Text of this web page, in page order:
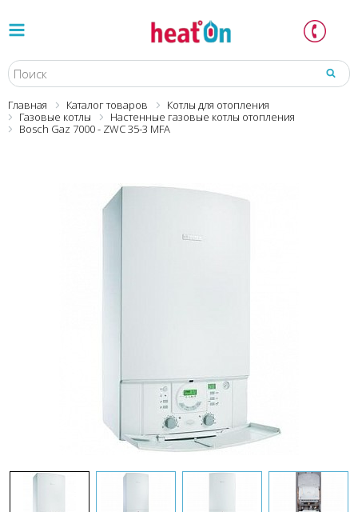
Главная Каталог товаров
Котлы для отопления
Газовые котлы
Настенные газовые котлы отопления
Bosch Gaz 7000 - ZWC 35-3 MFA